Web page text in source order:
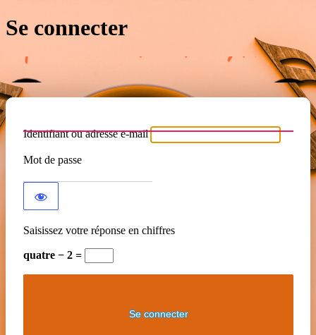
Se connecter
Identifiant ou adresse e-mail
Mot de passe
Saisissez votre réponse en chiffres
quatre − 2 =